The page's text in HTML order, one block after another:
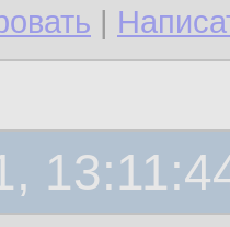
|